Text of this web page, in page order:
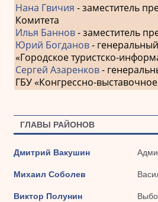
Нана Гвичия - заместитель
Комитета
Илья Баннов- заместитель
Юрий Богданов-
«Городское туристско-
Сергей Азаренков-
ГБУ «Конгрессно-
ГЛАВЫ РАЙОНОВ
Дмитрий Вакушин
Михаил Соболев
Виктор Полунин